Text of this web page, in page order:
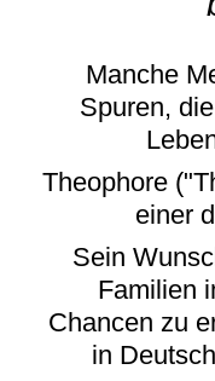
Manche
Spuren,
Theophore
einer
Sein
Familien
Chancen zu
in